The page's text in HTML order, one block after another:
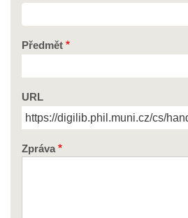
Předmět
URL
Zpráva